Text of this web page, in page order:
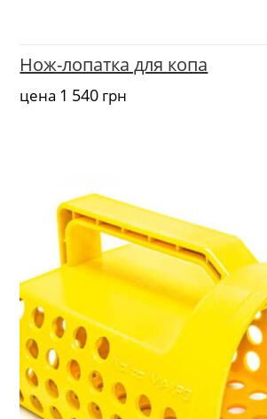
Нож-лопатка для копа
цена 1 540грн